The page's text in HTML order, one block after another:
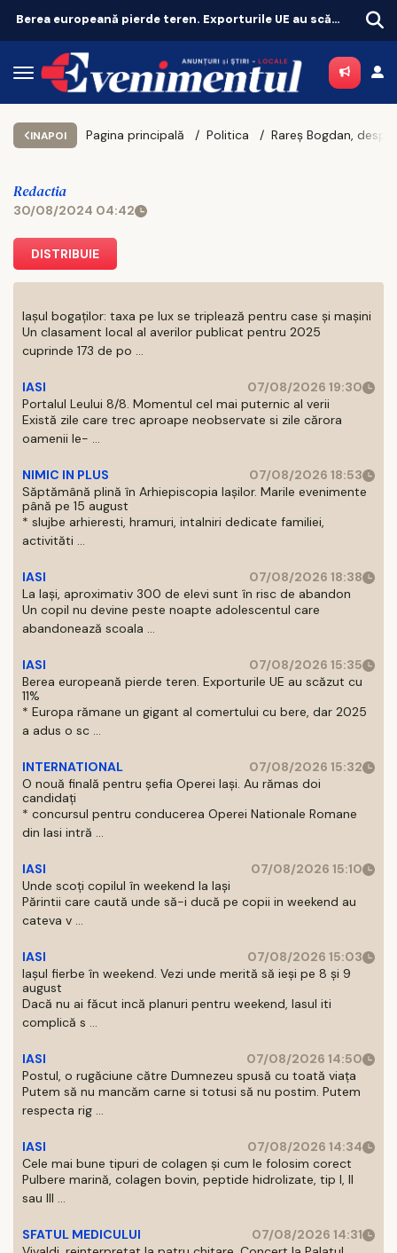
Berea europeană pierde teren. Exporturile UE au scăzut cu 11%
INAPOI Pagina principală Politica
Redactia
30/08/2024 04:42
DISTRIBUIE
Iașul bogaților: taxa pe lux se triplează pentru case și mașini
Un clasament local al averilor publicat pentru 2025
cuprinde 173 de po ...
IASI
07/08/2026 19:30
Portalul Leului 8/8. Momentul cel mai puternic al verii
Există zile care trec aproape neobservate si zile cărora
oamenii le- ...
NIMIC IN PLUS
07/08/2026 18:53
Săptămână plină în Arhiepiscopia Iașilor. Marile evenimente
până pe 15 august
* slujbe arhieresti, hramuri, intalniri dedicate familiei,
activităti ...
IASI
07/08/2026 18:38
La Iași, aproximativ 300 de elevi sunt în risc de abandon
Un copil nu devine peste noapte adolescentul care
abandonează scoala ...
IASI
07/08/2026 15:35
Berea europeană pierde teren. Exporturile UE au scăzut cu
11%
* Europa rămane un gigant al comertului cu bere, dar 2025
a adus o sc ...
INTERNATIONAL
07/08/2026 15:32
O nouă finală pentru șefia Operei Iași. Au rămas doi
candidați
* concursul pentru conducerea Operei Nationale Romane
din Iasi intră ...
IASI
07/08/2026 15:10
Unde scoți copilul în weekend la Iași
Părintii care caută unde să-i ducă pe copii in weekend au
cateva v ...
IASI
07/08/2026 15:03
Iașul fierbe în weekend. Vezi unde merită să ieși pe 8 și 9
august
Dacă nu ai făcut incă planuri pentru weekend, Iasul iti
complică s ...
IASI
07/08/2026 14:50
Postul, o rugăciune către Dumnezeu spusă cu toată viața
Putem să nu mancăm carne si totusi să nu postim. Putem
respecta rig ...
IASI
07/08/2026 14:34
Cele mai bune tipuri de colagen și cum le folosim corect
Pulbere marină, colagen bovin, peptide hidrolizate, tip I, II
sau III ...
SFATUL MEDICULUI
07/08/2026 14:31